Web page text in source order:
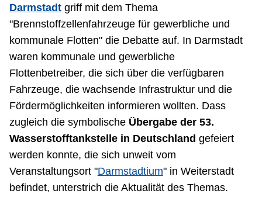
Darmstadtgriff mit dem Thema
"Brennstoffzellenfahrzeuge für gewerbliche und
kommunale Flotten" die Debatte auf. In Darmstadt
waren kommunale und gewerbliche
Flottenbetreiber, die sich über die verfügbaren
Fahrzeuge, die wachsende Infrastruktur und die
Fördermöglichkeiten informieren wollten. Dass
zugleich die symbolische Übergabe der 53.
Wasserstofftankstelle in Deutschland gefeiert
werden konnte, die sich unweit vom
Veranstaltungsort "Darmstadtium" in Weiterstadt
befindet, unterstrich die Aktualität des Themas.